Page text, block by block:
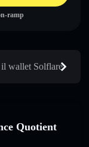
ramp
wallet Solflare
Quotient